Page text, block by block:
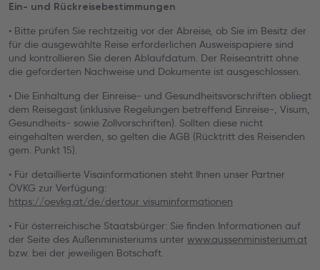
Ein- und Rückreisebestimmungen
• Bitte prüfen Sie rechtzeitig vor der Abreise, ob Sie im Besitz der
für die ausgewählte Reise erforderlichen Ausweispapiere sind
und kontrollieren Sie deren Ablaufdatum. Der Reiseantritt ohne
die geforderten Nachweise und Dokumente ist ausgeschlossen.
• Die Einhaltung der Einreise- und Gesundheitsvorschriften obliegt
dem Reisegast (inklusive Regelungen betreffend Einreise-, Visum,
Gesundheits- sowie Zollvorschriften). Sollten diese nicht
eingehalten werden, so gelten die AGB (Rücktritt des Reisenden
gem. Punkt 15).
• Für detaillierte Visainformationen steht Ihnen unser Partner
ÖVKG zur Verfügung:
https://oevkg.at/de/dertour_visuminformationen
• Für österreichische Staatsbürger: Sie finden Informationen auf
der Seite des Außenministeriums unter www.aussenministerium.at
bzw. bei der jeweiligen Botschaft.